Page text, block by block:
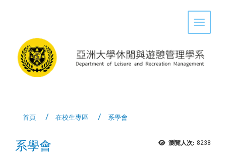
Toggle
首頁 在校生專區 系學會
瀏覽人次: 8238
系學會